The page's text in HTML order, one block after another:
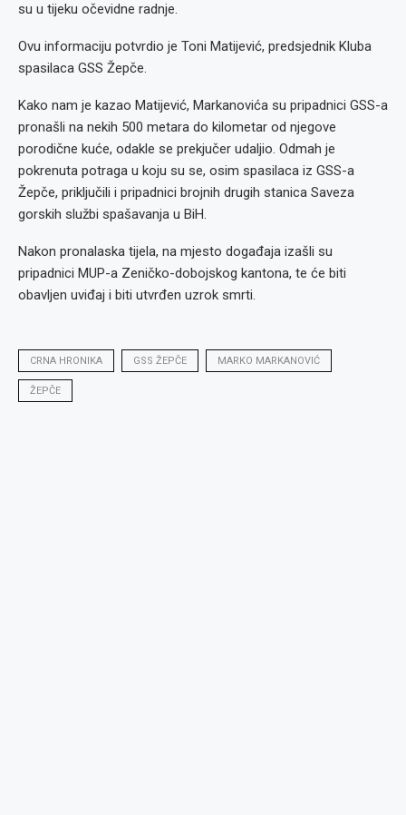
su u tijeku očevidne radnje.
Ovu informaciju potvrdio je Toni Matijević, predsjednik Kluba
spasilaca GSS Žepče.
Kako nam je kazao Matijević, Markanovića su pripadnici GSS-a
pronašli na nekih 500 metara do kilometar od njegove
porodične kuće, odakle se prekjučer udaljio. Odmah je
pokrenuta potraga u koju su se, osim spasilaca iz GSS-a
Žepče, priključili i pripadnici brojnih drugih stanica Saveza
gorskih službi spašavanja u BiH.
Nakon pronalaska tijela, na mjesto događaja izašli su
pripadnici MUP-a Zeničko-dobojskog kantona, te će biti
obavljen uviđaj i biti utvrđen uzrok smrti.
CRNA HRONIKA GSS ŽEPČE MARKO MARKANOVIĆ
ŽEPČE